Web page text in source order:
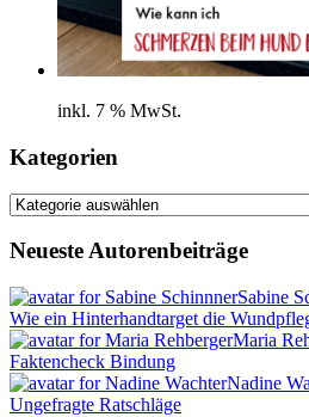
inkl. 7 % MwSt.
Kategorien
Kategorien
Neueste Autorenbeiträge
Sabine
Wie ein Hinterhandtarget die
Maria
Faktencheck Bindung
Nadine
Ungefragte Ratschläge